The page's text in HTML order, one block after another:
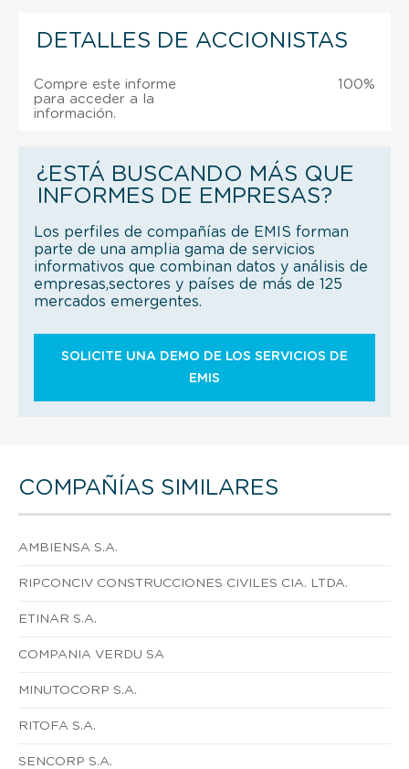
DETALLES DE ACCIONISTAS
Compre este informe
para acceder a la
información.
100%
¿ESTÁ BUSCANDO MÁS QUE
INFORMES DE EMPRESAS?
Los perfiles de compañías de EMIS forman
parte de una amplia gama de servicios
informativos que combinan datos y análisis de
empresas,sectores y países de más de 125
mercados emergentes.
SOLICITE UNA DEMO DE LOS SERVICIOS DE
EMIS
COMPAÑÍAS SIMILARES
AMBIENSA S.A.
RIPCONCIV CONSTRUCCIONES CIVILES CIA. LTDA.
ETINAR S.A.
COMPANIA VERDU SA
MINUTOCORP S.A.
RITOFA S.A.
SENCORP S.A.